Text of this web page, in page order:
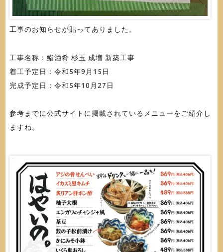
工事のお知らせが貼ってありました。
工事名称：鮨酒肴 杉玉 成増 新築工事
着工予定日：令和5年9月15日
完成予定日：令和5年10月27日
参考までに公式サイトに掲載されているメニューをご紹介し
ますね。